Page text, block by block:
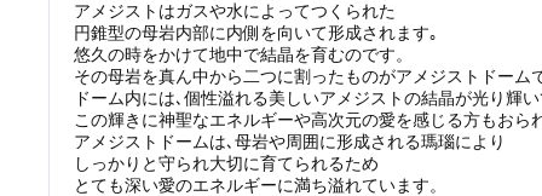
アメジストはガスや水によってつくられた
円錐型の母岩内部に内側を向いて形成されます｡
悠久の時をかけて地中で結晶を育むのです。
その母岩を真ん中から二つに割ったものがアメジストドーム
ドーム内には､個性溢れる美しいアメジストの結晶が光り輝
この輝きに神聖なエネルギーや高次元の愛を感じる方もおら
アメジストドームは､母岩や周囲に形成される瑪瑙により
しっかりと守られ大切に育てられるため
とても深い愛のエネルギーに満ち溢れています。